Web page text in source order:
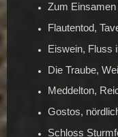
Zum Einsamen
Flautentod,
Eiswein, Fluss
Die Traube,
Meddelton,
Gostos,
Schloss